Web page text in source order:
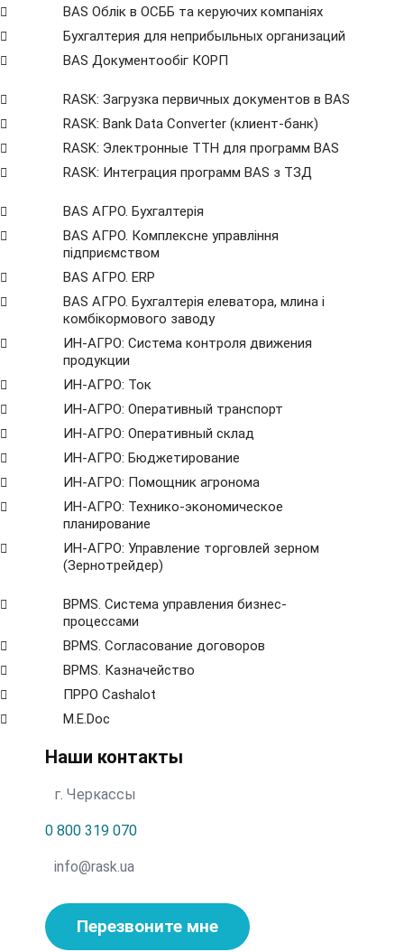
BAS Облік в ОСББ та керуючих компаніях
Бухгалтерия для неприбыльных организаций
BAS Документообіг КОРП
RASK: Загрузка первичных документов в BAS
RASK: Bank Data Сonverter (клиент-банк)
RASK: Электронные ТТН для программ BAS
RASK: Интеграция программ BAS з ТЗД
BAS АГРО. Бухгалтерія
BAS АГРО. Комплексне управління
підприємством
BAS АГРО. ERP
BAS АГРО. Бухгалтерія елеватора, млина і
комбікормового заводу
ИН-АГРО: Система контроля движения
продукции
ИН-АГРО: Ток
ИН-АГРО: Оперативный транспорт
ИН-АГРО: Оперативный склад
ИН-АГРО: Бюджетирование
ИН-АГРО: Помощник агронома
ИН-АГРО: Технико-экономическое
планирование
ИН-АГРО: Управление торговлей зерном
(Зернотрейдер)
ВРМS. Система управления бизнес-
процессами
BPMS. Согласование договоров
BPМS. Казначейство
ПРРО Cashalot
M.E.Doc
Наши контакты
г. Черкассы
0 800 319 070
info@rask.ua
Перезвоните мне